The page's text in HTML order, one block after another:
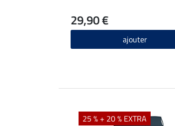
29,90 €
ajouter
25 % + 20 % EXTRA